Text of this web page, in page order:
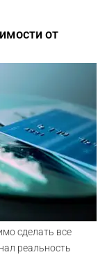
от
сделать все
реальность